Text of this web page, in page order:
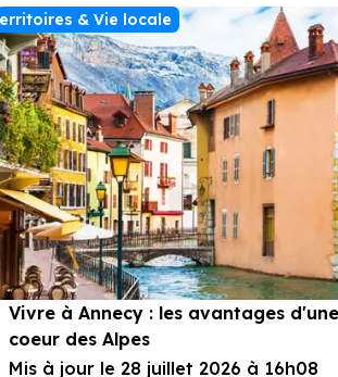
& Vie locale
Vivre à Annecy : les avantages
coeur des Alpes
Mis à jour le 28 juillet 2026 à 16h08